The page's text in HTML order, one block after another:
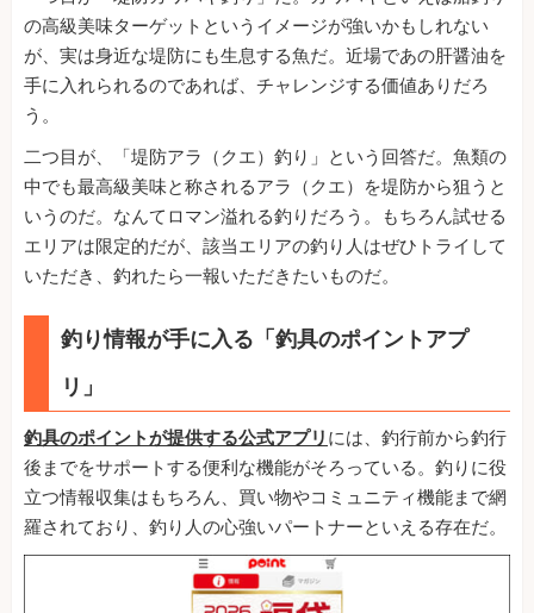
の高級美味ターゲットというイメージが強いかもしれない
が、実は身近な堤防にも生息する魚だ。近場であの肝醤油を
手に入れられるのであれば、チャレンジする価値ありだろ
う。
二つ目が、「堤防アラ（クエ）釣り」という回答だ。魚類の
中でも最高級美味と称されるアラ（クエ）を堤防から狙うと
いうのだ。なんてロマン溢れる釣りだろう。もちろん試せる
エリアは限定的だが、該当エリアの釣り人はぜひトライして
いただき、釣れたら一報いただきたいものだ。
釣り情報が手に入る「釣具のポイントアプ
リ」
釣具のポイントが提供する公式アプリ には、釣行前から釣行
後までをサポートする便利な機能がそろっている。釣りに役
立つ情報収集はもちろん、買い物やコミュニティ機能まで網
羅されており、釣り人の心強いパートナーといえる存在だ。